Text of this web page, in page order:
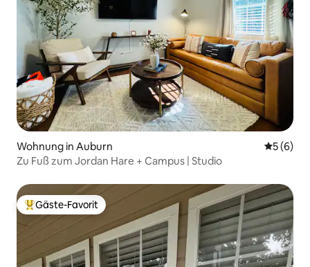
Wohnung in Auburn
5 (6)
Zu Fuß zum Jordan Hare + Campus | Studio
Beliebter Gäste-Favorit.
Gäste-Favorit